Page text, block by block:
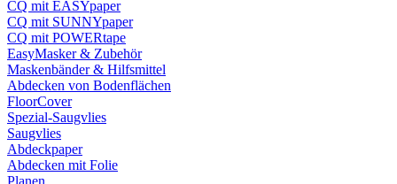
CQ mit EASYpaper
CQ mit SUNNYpaper
CQ mit POWERtape
EasyMasker & Zubehör
Maskenbänder & Hilfsmittel
Abdecken von Bodenflächen
FloorCover
Spezial-Saugvlies
Saugvlies
Abdeckpaper
Abdecken mit Folie
Planen